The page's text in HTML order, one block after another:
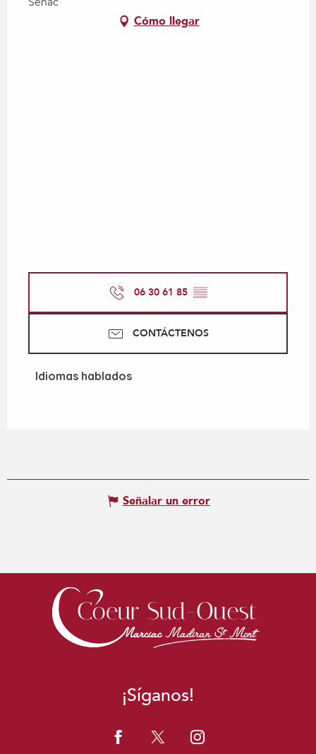
Cómo llegar
06 30 61 85 ▒▒
CONTÁCTENOS
Idiomas hablados
Idiomas hablados
Señalar un error
¡Síganos!